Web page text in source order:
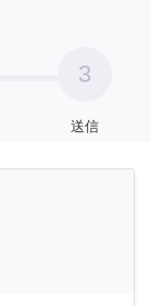
3
送信